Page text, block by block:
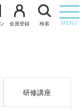
会員登録 検索 MENU
研修講座